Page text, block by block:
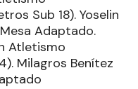
Sub 18). Yoselin
Adaptado.
Atletismo
Milagros Benítez